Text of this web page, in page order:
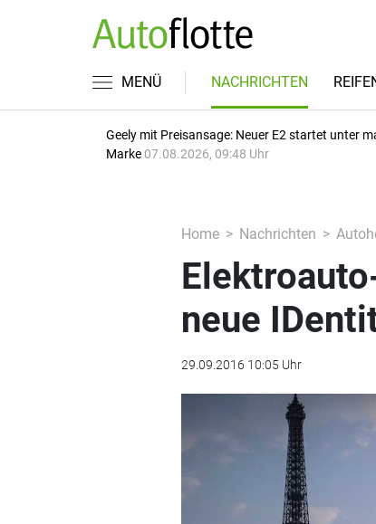
MENÜ NACHRICHTEN
Geely mit Preisansage: Neuer E2 startet unter
Marke 07.08.2026, 09:48 Uhr
Home Nachrichten
neue
29.09.2016 10:05 Uhr